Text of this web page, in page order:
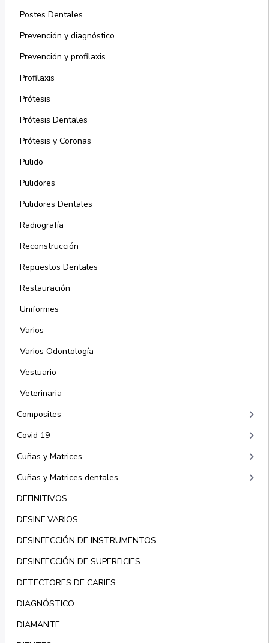
Postes Dentales
Prevención y diagnóstico
Prevención y profilaxis
Profilaxis
Prótesis
Prótesis Dentales
Prótesis y Coronas
Pulido
Pulidores
Pulidores Dentales
Radiografía
Reconstrucción
Repuestos Dentales
Restauración
Uniformes
Varios
Varios Odontología
Vestuario
Veterinaria
Composites
keyboard_arrow_right
Covid 19 keyboard_arrow_right
Cuñas y Matrices keyboard_arrow_right
Cuñas y Matrices dentales keyboard_arrow_right
DEFINITIVOS
DESINF VARIOS
DESINFECCIÓN DE INSTRUMENTOS
DESINFECCIÓN DE SUPERFICIES
DETECTORES DE CARIES
DIAGNÓSTICO
DIAMANTE